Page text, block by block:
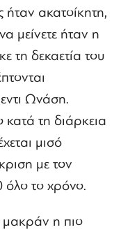
ακατοίκητη,
μείνετε ήταν η
τη δεκαετία του
Ωνάση.
κατά τη διάρκεια
μισό
με τον
όλο το χρόνο.
μακράν η πιο